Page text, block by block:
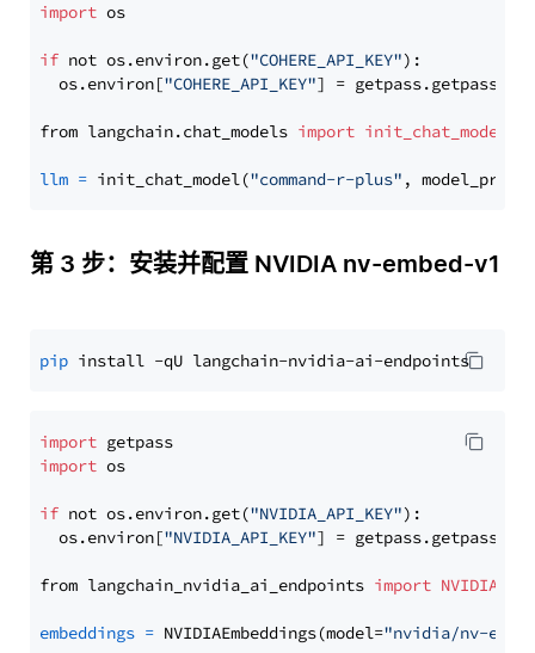
import os
if not os.environ.get("COHERE_API_KEY"):
  os.environ[
"COHERE_API_KEY"] = getpass.getpass(
from langchain.chat_models import init_chat_model
llm = init_chat_model("command-r-plus" ,
第 3 步：安装并配置 NVIDIA nv-embed-v1
pip
import
import os
if not os.environ.get("NVIDIA_API_KEY"):
  os.environ[
"NVIDIA_API_KEY"] = getpass.getpass(
from langchain_nvidia_ai_endpoints import
embeddings = NVIDIAEmbeddings(model="nvidia/nv-